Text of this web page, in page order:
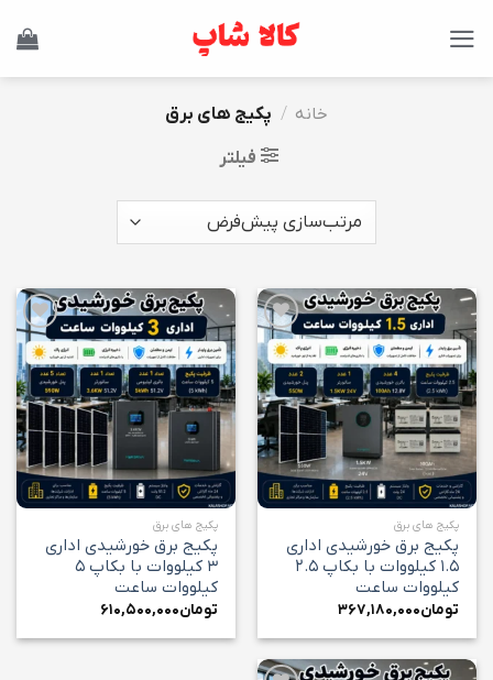
خانه / پکیج های برق
فیلتر
افزودن
به
علاقه
مندی
ها
پکیج های برق
پکیج برق خورشیدی اداری
۱.۵ کیلووات با بکاپ ۲.۵
کیلووات ساعت
تومان۳۶۷,۱۸۰,۰۰۰
افزودن
به
علاقه
مندی
ها
پکیج های برق
پکیج برق خورشیدی اداری
۳ کیلووات با بکاپ ۵
کیلووات ساعت
تومان۶۱۰,۵۰۰,۰۰۰